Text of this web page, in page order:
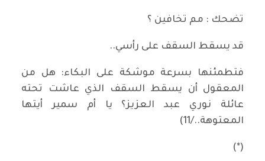
تضحك : مم تخافين ؟
قد يسقط السقف على رأسي..
فتطمئنها بسرعة موشكة على البكاء: هل من
المعقول أن يسقط السقف الذي عاشت تحته
عائلة نوري عبد العزيز؟ يا أم سمير أيتها
المعتوهة../11)
(*)